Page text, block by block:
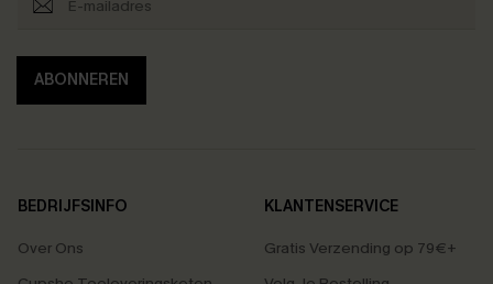
ABONNEREN
BEDRIJFSINFO
Over Ons
KLANTENSERVICE
Gratis Verzending op 79€+